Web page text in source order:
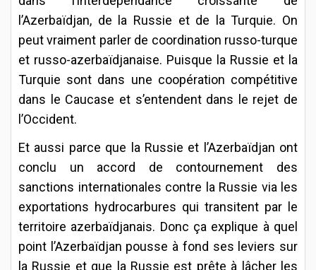
l’Azerbaïdjan, de la Russie et de la Turquie. On
peut vraiment parler de coordination russo-turque
et russo-azerbaïdjanaise. Puisque la Russie et la
Turquie sont dans une coopération compétitive
dans le Caucase et s’entendent dans le rejet de
l’Occident.
Et aussi parce que la Russie et l’Azerbaïdjan ont
conclu un accord de contournement des
sanctions internationales contre la Russie via les
exportations hydrocarbures qui transitent par le
territoire azerbaïdjanais. Donc ça explique à quel
point l’Azerbaïdjan pousse à fond ses leviers sur
la Russie et que la Russie est prête à lâcher les